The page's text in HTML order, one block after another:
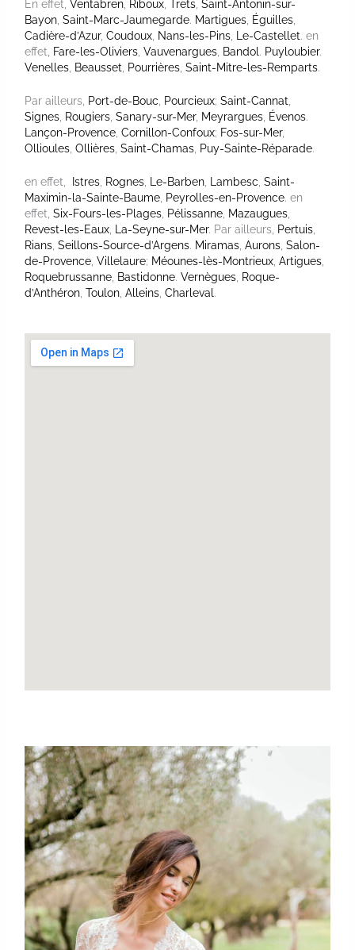
En effet,Ventabren Riboux Trets ,Saint-Antonin-sur-
Bayon ,Saint-Marc-Jaumegarde. Martigues Éguilles
Cadière-d’Azur,Coudoux Nans-les-Pins Le-Castellet. en
effet,
Fare-les-Oliviers ,Vauvenargues Bandol . Puyloubier.
Venelles Beausset Pourrières ,Saint-Mitre-les-Remparts.
Par ailleurs, Port-de-Bouc Pourcieux;Saint-Cannat
Signes Rougiers ,Sanary-sur-Mer, Meyrargues Évenos.
Lançon-Provence ,Cornillon-Confoux; Fos-sur-Mer,
Ollioules ,Ollières ,Saint-Chamas Puy-Sainte-Réparade.
en effet, Istres Rognes Le-Barben Lambesc ,Saint-
Maximin-la-Sainte-Baume Peyrolles-en-Provence. en
effet,Six-Fours-les-Plages Pélissanne Mazaugues
Revest-les-Eaux La-Seyne-sur-Mer. Par ailleurs, Pertuis
Rians ,Seillons-Source-d’Argens. Miramas ,Aurons ,Salon-
de-Provence ,Villelaure; Méounes-lès-Montrieux ,Artigues
Roquebrussanne Bastidonne.Vernègues Roque-
d’Anthéron ,Toulon ,Alleins ,Charleval.